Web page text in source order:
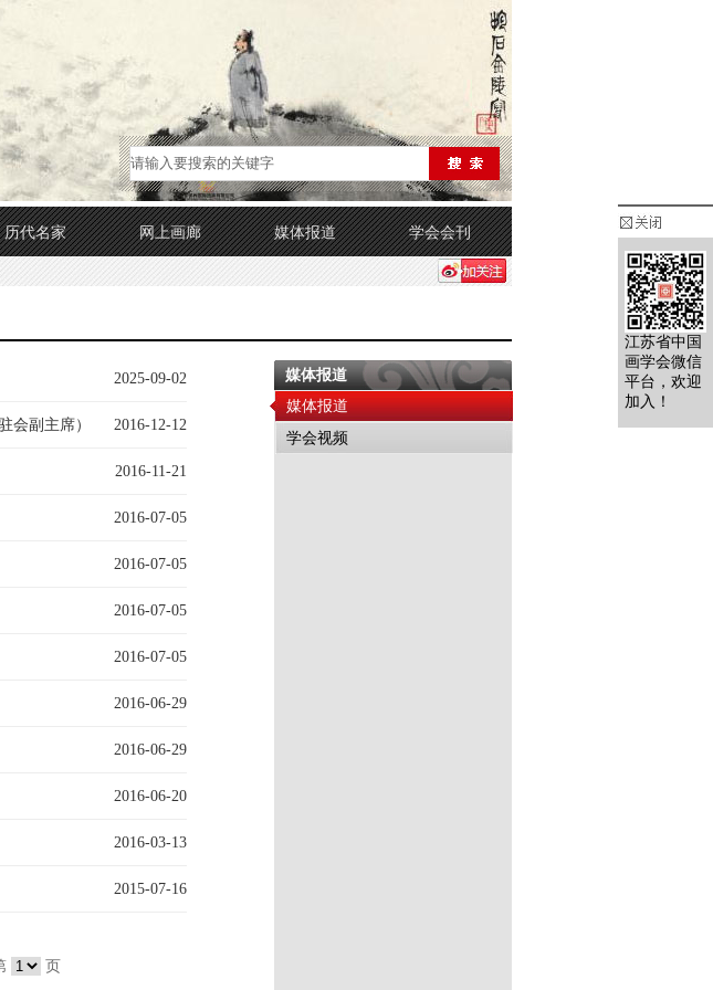
历代名家 网上画廊 媒体报道 学会会刊
2025-09-02
会副主席） 2016-12-12
2016-11-21
2016-07-05
2016-07-05
2016-07-05
2016-07-05
2016-06-29
2016-06-29
2016-06-20
2016-03-13
2015-07-16
页
媒体报道
媒体报道
学会视频
江苏省中国
画学会微信
平台，欢迎
加入！